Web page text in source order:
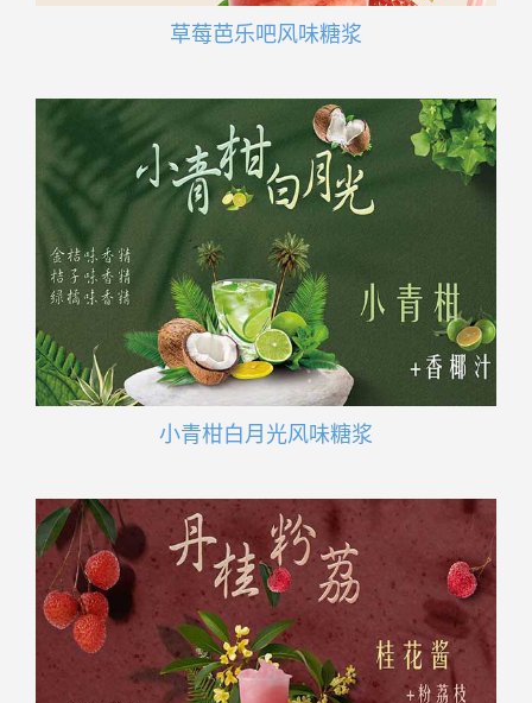
草莓芭乐吧风味糖浆
小青柑白月光风味糖浆